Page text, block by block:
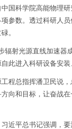
国科学院高能物理
参数。透过科研人
。
射光源直线加速器
此进入科研设备安装
总指挥潘卫民说，
向和目标，让奋战
平总书记强调，要